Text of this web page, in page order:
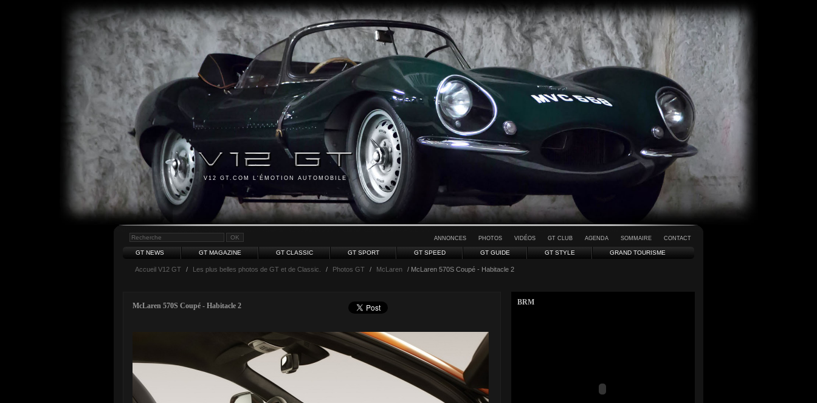
V12 GT.COM L'ÉMOTION AUTOMOBILE
ANNONCES PHOTOS VIDÉOS GT CLUB AGENDA SOMMAIRE CONTACT
GT NEWS GT MAGAZINE GT CLASSIC GT SPORT GT SPEED GT GUIDE GT STYLE GRAND TOURISME
Accueil V12 GT / Les plus belles photos de GT et de Classic. / Photos GT / McLaren / McLaren 570S Coupé - Habitacle 2
McLaren 570S Coupé - Habitacle 2 BRM